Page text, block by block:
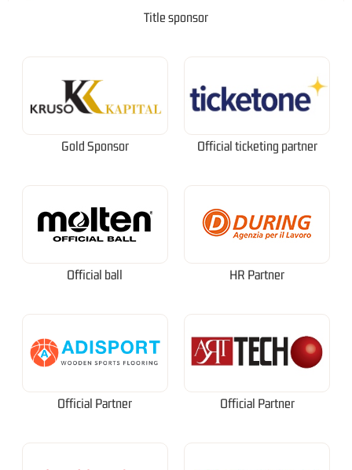
Title sponsor
Gold Sponsor Official ticketing partner
Official ball HR Partner
Official Partner Official Partner